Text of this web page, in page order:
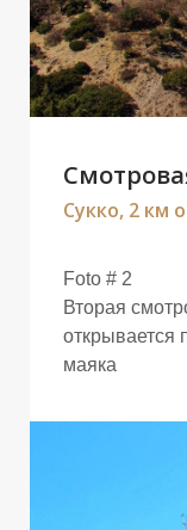
Сукко, 2 км
Foto # 2
Вторая
открывается
маяка